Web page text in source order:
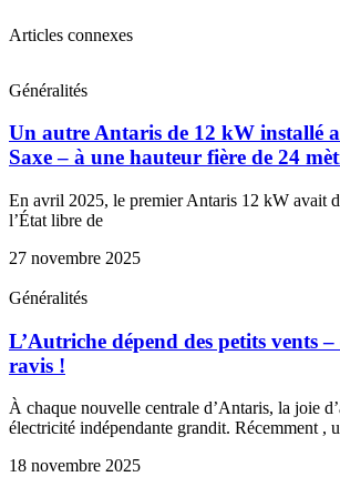
Articles connexes
Généralités
Un autre Antaris de 12 kW installé
Saxe – à une hauteur fière de 24
En avril 2025, le premier Antaris 12 kW avait
l’État libre de
27 novembre 2025
Généralités
L’Autriche dépend des petits vents –
ravis !
À chaque nouvelle centrale d’Antaris, la joie
électricité indépendante grandit. Récemment ,
18 novembre 2025